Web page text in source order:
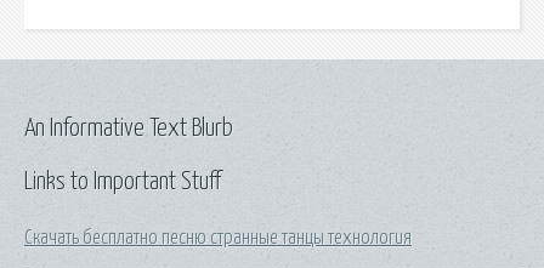
Links to Important Stuff
Скачать бесплатно песню странные танцы технология
An Informative Text Blurb